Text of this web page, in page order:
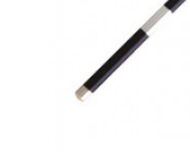
Ножовка